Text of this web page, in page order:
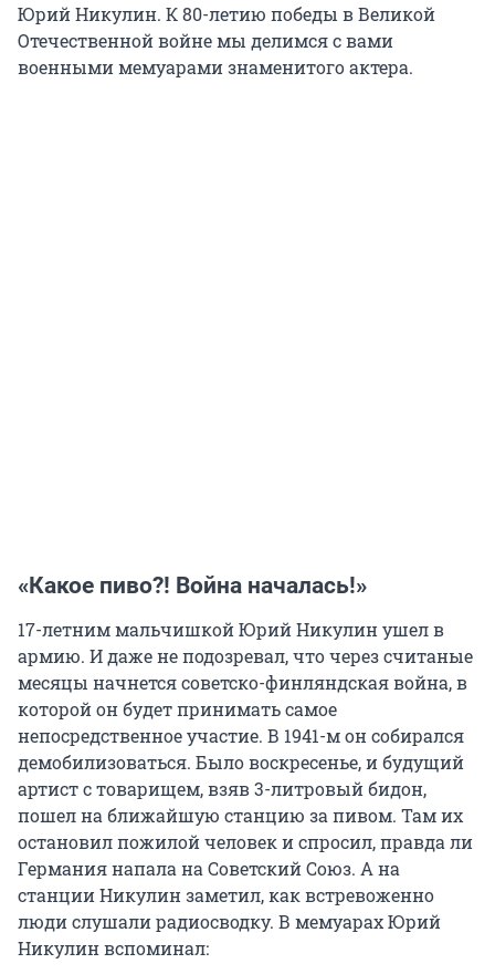
Юрий Никулин. К 80-летию победы в Великой
Отечественной войне мы делимся с вами
военными мемуарами знаменитого актера.
«Какое пиво?! Война началась!»
17-летним мальчишкой Юрий Никулин ушел в
армию. И даже не подозревал, что через считаные
месяцы начнется советско-финляндская война, в
которой он будет принимать самое
непосредственное участие. В 1941-м он собирался
демобилизоваться. Было воскресенье, и будущий
артист с товарищем, взяв 3-литровый бидон,
пошел на ближайшую станцию за пивом. Там их
остановил пожилой человек и спросил, правда ли
Германия напала на Советский Союз. А на
станции Никулин заметил, как встревоженно
люди слушали радиосводку. В мемуарах Юрий
Никулин вспоминал: